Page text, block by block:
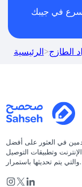
في جيبك
الرئيسية>الطازج
في العثور على أفضل
وتطبيقات التوصيل
والتي يتم تحديثها باستمرار.